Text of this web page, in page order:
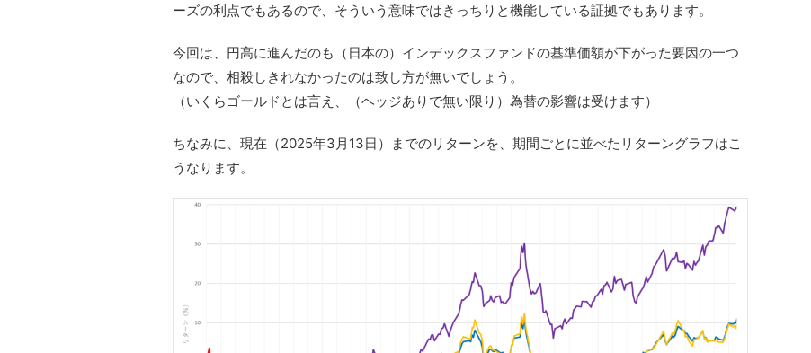
ーズの利点でもあるので、そういう意味ではきっちりと機能している証拠でもあります。
今回は、円高に進んだのも（日本の）インデックスファンドの基準価額が下がった要因の一つ
なので、相殺しきれなかったのは致し方が無いでしょう。
（いくらゴールドとは言え、（ヘッジありで無い限り）為替の影響は受けます）
ちなみに、現在（2025年3月13日）までのリターンを、期間ごとに並べたリターングラフはこ
うなります。